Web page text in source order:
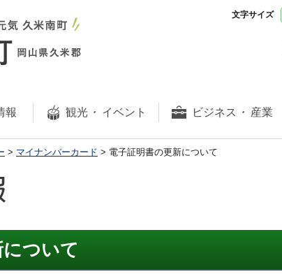
文字サイズ
報 観光 ・ イベント ビジネス ・ 産業
> マイナンバーカード > 電子証明書の更新について
ついて